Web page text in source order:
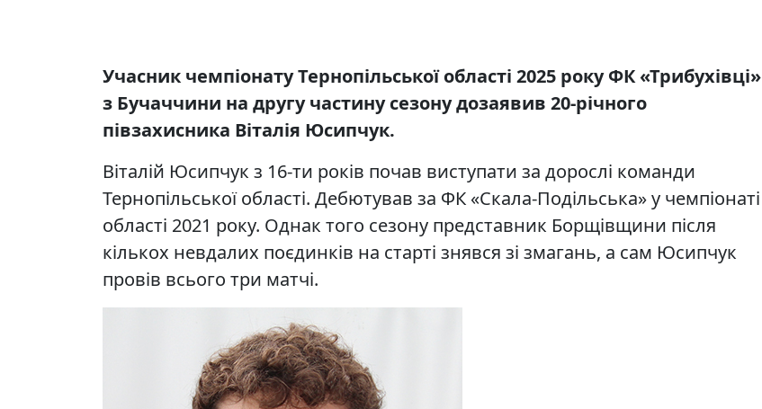
Учасник чемпіонату Тернопільської області 2025 року ФК «Трибухівці»
з Бучаччини на другу частину сезону дозаявив 20-річного
півзахисника Віталія Юсипчук.
Віталій Юсипчук з 16-ти років почав виступати за дорослі команди
Тернопільської області. Дебютував за ФК «Скала-Подільська» у чемпіонаті
області 2021 року. Однак того сезону представник Борщівщини після
кількох невдалих поєдинків на старті знявся зі змагань, а сам Юсипчук
провів всього три матчі.